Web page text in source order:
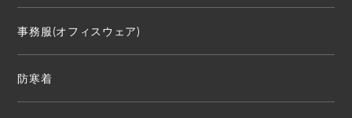
事務服(オフィスウェア)
防寒着